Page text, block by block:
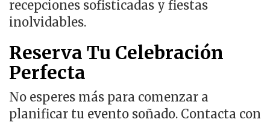
recepciones sofisticadas y fiestas
inolvidables.
Reserva Tu Celebración
Perfecta
No esperes más para comenzar a
planificar tu evento soñado. Contacta con